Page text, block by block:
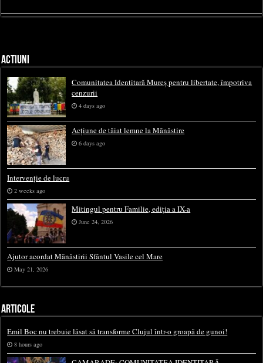
ACTIUNI
Comunitatea Identitară Mureș pentru libertate, împotriva
cenzurii
4 days ago
Acțiune de tăiat lemne la Mănăstire
6 days ago
Intervenție de lucru
2 weeks ago
Mitingul pentru Familie, ediția a IX-a
June 24, 2026
Ajutor acordat Mănăstirii Sfântul Vasile cel Mare
May 21, 2026
ARTICOLE
Emil Boc nu trebuie lăsat să transforme Clujul într-o groapă de gunoi!
8 hours ago